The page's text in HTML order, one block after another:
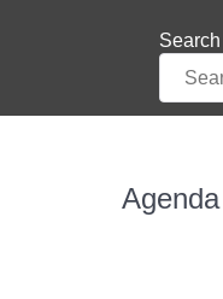
Search
Agenda